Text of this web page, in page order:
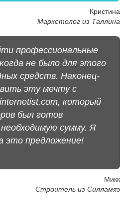
Кристина
Маркетолог из Таллина
профессиональные
не было для этого
средств. Наконец-
эту мечту с
который
был готов
сумму. Я
это предложение!
Микк
Строитель из Силламяэ